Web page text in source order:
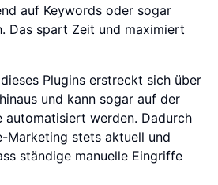
auf Keywords oder sogar
Das spart Zeit und maximiert
Plugins erstreckt sich über
und kann sogar auf der
automatisiert werden. Dadurch
Marketing stets aktuell und
ständige manuelle Eingriffe